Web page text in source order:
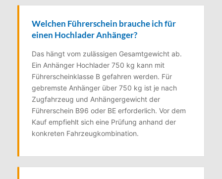
Welchen Führerschein brauche ich für
einen Hochlader Anhänger?
Das hängt vom zulässigen Gesamtgewicht ab.
Ein Anhänger Hochlader 750 kg kann mit
Führerscheinklasse B gefahren werden. Für
gebremste Anhänger über 750 kg ist je nach
Zugfahrzeug und Anhängergewicht der
Führerschein B96 oder BE erforderlich. Vor dem
Kauf empfiehlt sich eine Prüfung anhand der
konkreten Fahrzeugkombination.